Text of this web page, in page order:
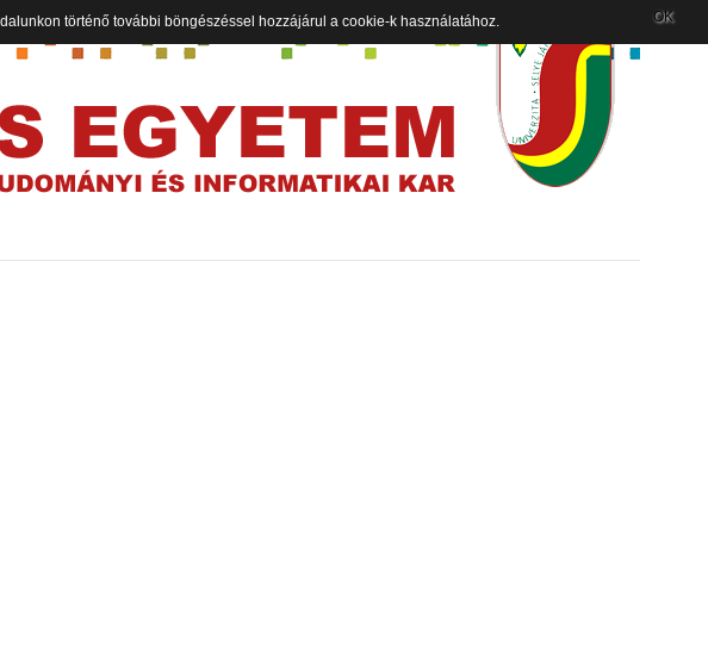
történő további böngészéssel hozzájárul a cookie-k használatához. OK